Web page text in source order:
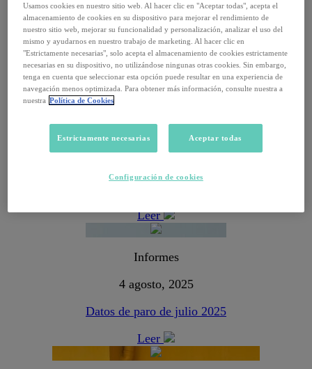
Informes
14 julio, 2026
Informe Trimestral Adecco Absentismo · T4
Leer
Informes
Leer
Informes
4 agosto, 2025
Datos de paro de julio 2025
Leer
Usamos cookies en nuestro sitio web. Al hacer clic en "Aceptar todas", acepta el
almacenamiento de cookies en su dispositivo para mejorar el rendimiento de
nuestro sitio web, mejorar su funcionalidad y personalización, analizar el uso del
mismo y ayudarnos en nuestro trabajo de marketing. Al hacer clic en
"Estrictamente necesarias", solo acepta el almacenamiento de cookies estrictamente
necesarias en su dispositivo, no utilizándose ningunas otras cookies. Sin embargo,
tenga en cuenta que seleccionar esta opción puede resultar en una experiencia de
navegación menos optimizada. Para obtener más información, consulte nuestra a
nuestra Política de Cookies
Estrictamente necesarias Aceptar todas
Configuración de cookies